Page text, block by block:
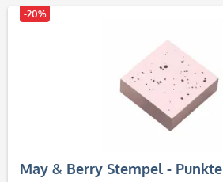
-20%
May & Berry Stempel - Punkte